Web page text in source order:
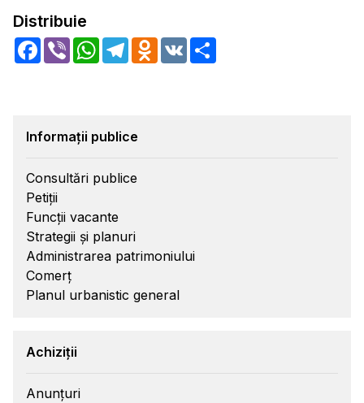
Distribuie
Facebook
Viber WhatsApp
TelegramOdnoklassniki
VK
Informații publice
Consultări publice
Petiții
Funcții vacante
Strategii și planuri
Administrarea patrimoniului
Comerț
Planul urbanistic general
Achiziții
Anunțuri